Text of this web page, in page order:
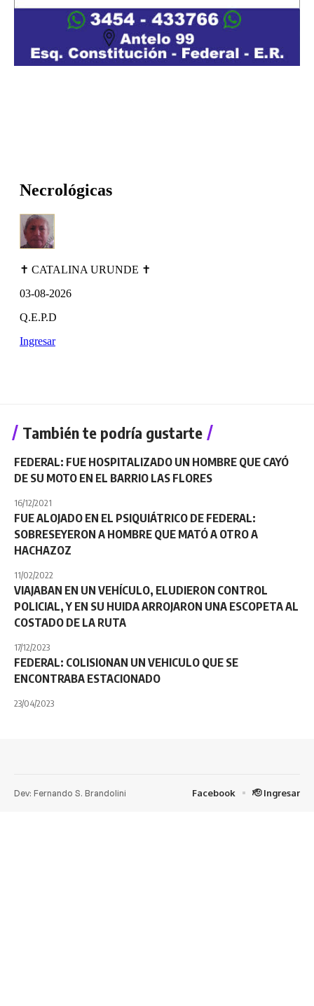
También te podría gustarte
FEDERAL: FUE HOSPITALIZADO UN HOMBRE QUE CAYÓ
DE SU MOTO EN EL BARRIO LAS FLORES
16/12/2021
FUE ALOJADO EN EL PSIQUIÁTRICO DE FEDERAL:
SOBRESEYERON A HOMBRE QUE MATÓ A OTRO A
HACHAZOZ
11/02/2022
VIAJABAN EN UN VEHÍCULO, ELUDIERON CONTROL
POLICIAL, Y EN SU HUIDA ARROJARON UNA ESCOPETA AL
COSTADO DE LA RUTA
17/12/2023
FEDERAL: COLISIONAN UN VEHICULO QUE SE
ENCONTRABA ESTACIONADO
23/04/2023
Dev: Fernando S. Brandolini Facebook 🫡 Ingresar